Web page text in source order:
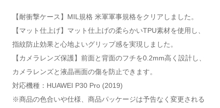
【耐衝撃ケース】MIL規格 米軍軍事規格をクリアしました。
【マット仕上げ】マット仕上げの柔らかいTPU素材を使用し、
指紋防止効果と心地よいグリップ感を実現しました。
【カメラレンズ保護】前面と背面のフチを0.2mm高く設計し、
カメラレンズと液晶画面の傷を防止できます。
対応機種：HUAWEI P30 Pro (2019)
※商品の色合いや仕様、商品パッケージは予告なく変更される